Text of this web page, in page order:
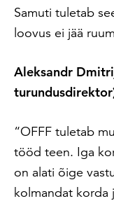
Samuti tuletab
loovus ei jää
Aleksandr
“OFFF tuletab
tööd teen. Iga
on alati õige
kolmandat korda